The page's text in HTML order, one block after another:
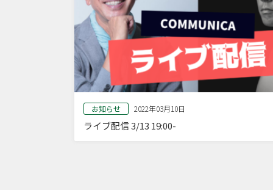
お知らせ 2022年03月10日
ライブ配信 3/13 19:00-